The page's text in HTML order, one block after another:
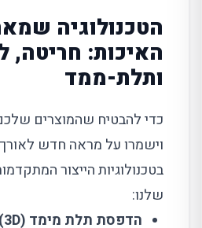
הטכנולוגיה
האיכות: חריטה,
ותלת-ממד
כדי להבטיח שהמוצרים
וישמרו על מראה חדש
בטכנולוגיות הייצור
שלנו:
הדפסת תלת מימד (3D) דו-שכבתי: